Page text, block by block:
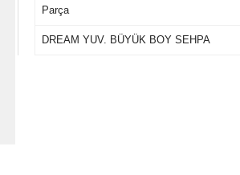
Parça
DREAM YUV. BÜYÜK BOY SEHPA